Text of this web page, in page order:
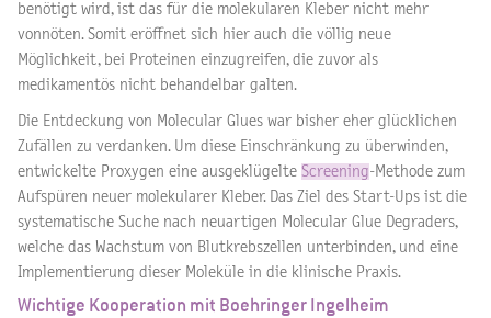
benötigt wird, ist das für die molekularen Kleber nicht mehr
vonnöten. Somit eröffnet sich hier auch die völlig neue
Möglichkeit, bei Proteinen einzugreifen, die zuvor als
medikamentös nicht behandelbar galten.
Die Entdeckung von Molecular Glues war bisher eher glücklichen
Zufällen zu verdanken. Um diese Einschränkung zu überwinden,
entwickelte Proxygen eine ausgeklügelte Screening-Methode zum
Aufspüren neuer molekularer Kleber. Das Ziel des Start-Ups ist die
systematische Suche nach neuartigen Molecular Glue Degraders,
welche das Wachstum von Blutkrebszellen unterbinden, und eine
Implementierung dieser Moleküle in die klinische Praxis.
Wichtige Kooperation mit Boehringer Ingelheim